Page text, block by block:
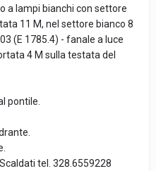
a lampi bianchi con settore
11 M, nel settore bianco 8
(E 1785.4) - fanale a luce
4 M sulla testata del
pontile.
tel. 328.6559228